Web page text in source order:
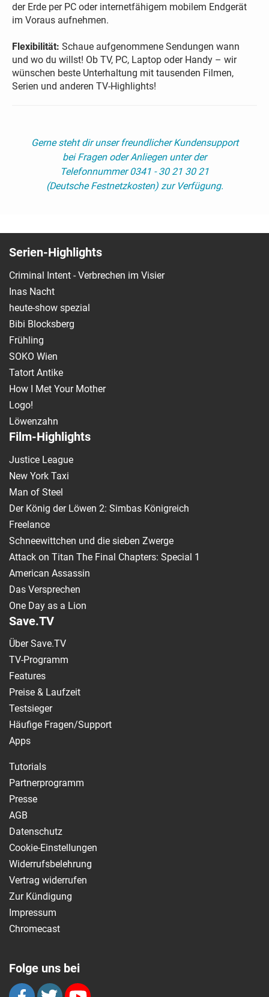
der Erde per PC oder internetfähigem mobilem Endgerät
im Voraus aufnehmen.
Flexibilität: Schaue aufgenommene Sendungen wann
und wo du willst! Ob TV, PC, Laptop oder Handy – wir
wünschen beste Unterhaltung mit tausenden Filmen,
Serien und anderen TV-Highlights!
Gerne steht dir unser freundlicher Kundensupport
bei Fragen oder Anliegen unter der
Telefonnummer 0341 - 30 21 30 21
(Deutsche Festnetzkosten) zur Verfügung.
Serien-Highlights
Criminal Intent - Verbrechen im Visier
Inas Nacht
heute-show spezial
Bibi Blocksberg
Frühling
SOKO Wien
Tatort Antike
How I Met Your Mother
Logo!
Löwenzahn
Film-Highlights
Justice League
New York Taxi
Man of Steel
Der König der Löwen 2: Simbas Königreich
Freelance
Schneewittchen und die sieben Zwerge
Attack on Titan The Final Chapters: Special 1
American Assassin
Das Versprechen
One Day as a Lion
Save.TV
Über Save.TV
TV-Programm
Features
Preise & Laufzeit
Testsieger
Häufige Fragen/Support
Apps
Tutorials
Partnerprogramm
Presse
AGB
Datenschutz
Cookie-Einstellungen
Widerrufsbelehrung
Vertrag widerrufen
Zur Kündigung
Impressum
Chromecast
Folge uns bei